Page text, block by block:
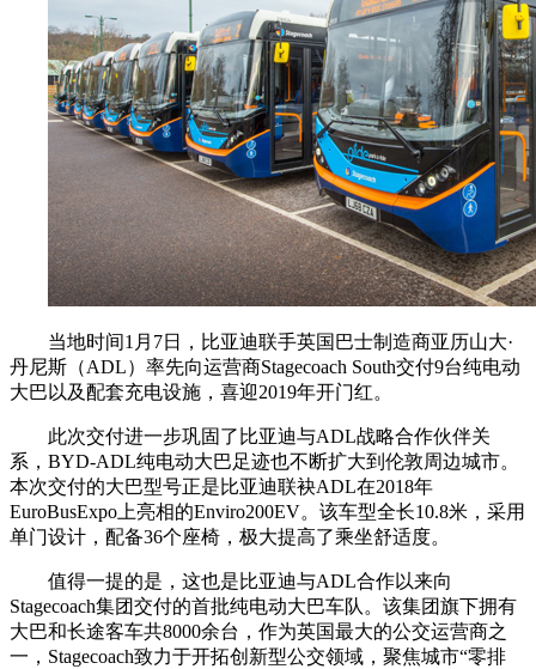
当地时间1月7日，比亚迪联手英国巴士制造商亚历山大·
丹尼斯（ADL）率先向运营商Stagecoach South交付9台纯电动
大巴以及配套充电设施，喜迎2019年开门红。
此次交付进一步巩固了比亚迪与ADL战略合作伙伴关
系，BYD-ADL纯电动大巴足迹也不断扩大到伦敦周边城市。
本次交付的大巴型号正是比亚迪联袂ADL在2018年
EuroBusExpo上亮相的Enviro200EV。该车型全长10.8米，采用
单门设计，配备36个座椅，极大提高了乘坐舒适度。
值得一提的是，这也是比亚迪与ADL合作以来向
Stagecoach集团交付的首批纯电动大巴车队。该集团旗下拥有
大巴和长途客车共8000余台，作为英国最大的公交运营商之
一，Stagecoach致力于开拓创新型公交领域，聚焦城市“零排